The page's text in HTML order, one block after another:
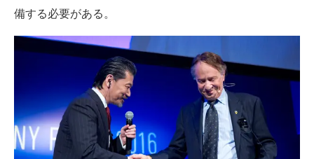
備する必要がある。